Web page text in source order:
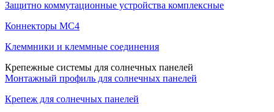
Защитно коммутационные устройства комплексные
Коннекторы MC4
Клеммники и клеммные соединения
Крепежные системы для солнечных панелей
Монтажный профиль для солнечных панелей
Крепеж для солнечных панелей